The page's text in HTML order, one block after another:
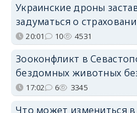
Украинские дроны
задуматься о
20:01 10 4531
Зооконфликт в
бездомных животных
17:02 6 3345
Что может измениться в